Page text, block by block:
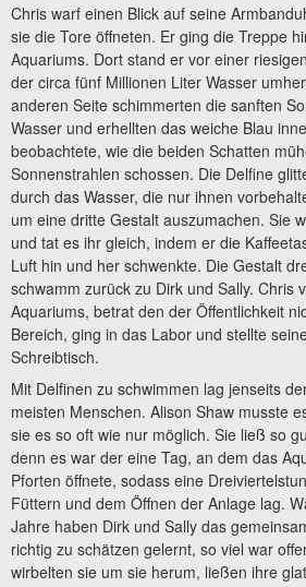
Chris warf einen Blick auf seine
sie die Tore öffneten. Er ging die Treppe
Aquariums. Dort stand er vor einer
der circa fünf Millionen Liter Wasser
anderen Seite schimmerten die sanften
Wasser und erhellten das weiche Blau
beobachtete, wie die beiden Schatten
Sonnenstrahlen schossen. Die Delfine
durch das Wasser, die nur ihnen
um eine dritte Gestalt auszumachen. Sie
und tat es ihr gleich, indem er die
Luft hin und her schwenkte. Die Gestalt
schwamm zurück zu Dirk und Sally. Chris
Aquariums, betrat den der Öffentlichkeit
Bereich, ging in das Labor und stellte
Schreibtisch.
Mit Delfinen zu schwimmen lag jenseits
meisten Menschen. Alison Shaw musste
sie es so oft wie nur möglich. Sie ließ so
denn es war der eine Tag, an dem das
Pforten öffnete, sodass eine
Füttern und dem Öffnen der Anlage lag.
Jahre haben Dirk und Sally das
richtig zu schätzen gelernt, so viel war
wirbelten sie um sie herum, ließen ihre